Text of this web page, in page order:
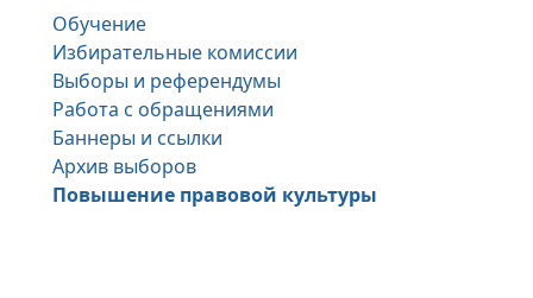
Обучение
Избирательные комиссии
Выборы и референдумы
Работа с обращениями
Баннеры и ссылки
Архив выборов
Повышение правовой культуры